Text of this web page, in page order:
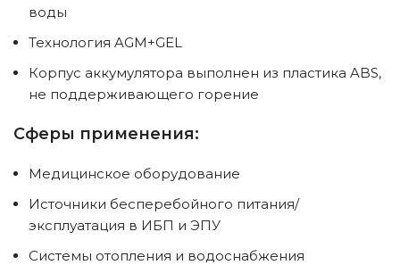
воды
Технология AGM+GEL
Корпус аккумулятора выполнен из пластика ABS,
не поддерживающего горение
Сферы применения:
Медицинское оборудование
Источники бесперебойного питания/
эксплуатация в ИБП и ЭПУ
Системы отопления и водоснабжения